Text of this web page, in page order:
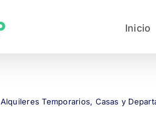
Inicio
Alquileres Temporarios, Casas y